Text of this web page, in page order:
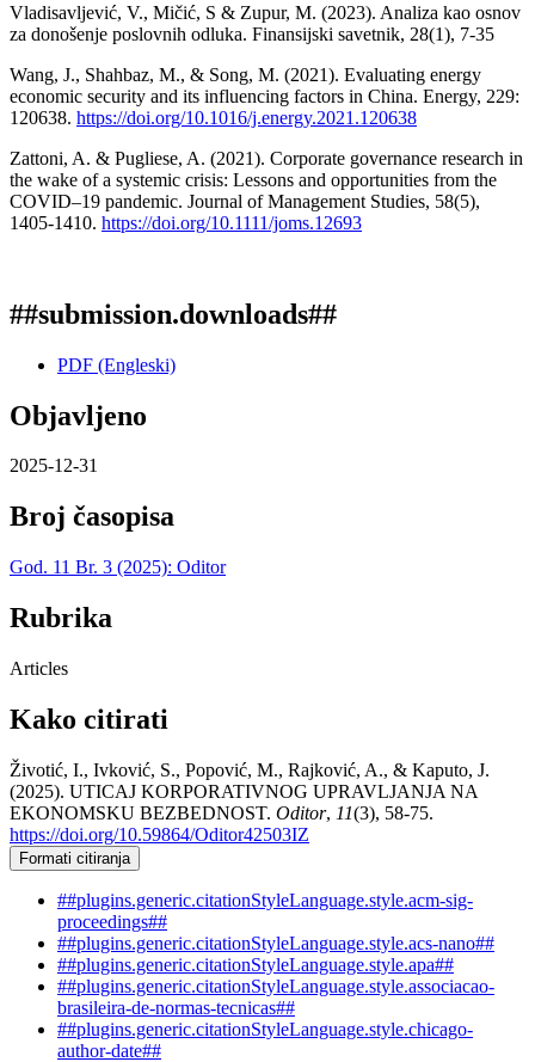
Vladisavljević, V., Mičić, S & Zupur, M. (2023). Analiza kao osnov
za donošenje poslovnih odluka. Finansijski savetnik, 28(1), 7-35
Wang, J., Shahbaz, M., & Song, M. (2021). Evaluating energy
economic security and its influencing factors in China. Energy, 229:
120638. https://doi.org/10.1016/j.energy.2021.120638
Zattoni, A. & Pugliese, A. (2021). Corporate governance research in
the wake of a systemic crisis: Lessons and opportunities from the
COVID–19 pandemic. Journal of Management Studies, 58(5),
1405-1410. https://doi.org/10.1111/joms.12693
##submission.downloads##
PDF (Engleski)
Objavljeno
2025-12-31
Broj časopisa
God. 11 Br. 3 (2025): Oditor
Rubrika
Articles
Kako citirati
Životić, I., Ivković, S., Popović, M., Rajković, A., & Kaputo, J.
(2025). UTICAJ KORPORATIVNOG UPRAVLJANJA NA
EKONOMSKU BEZBEDNOST. Oditor, 11(3), 58-75.
https://doi.org/10.59864/Oditor42503IZ
Formati citiranja
##plugins.generic.citationStyleLanguage.style.acm-sig-
proceedings##
##plugins.generic.citationStyleLanguage.style.acs-nano##
##plugins.generic.citationStyleLanguage.style.apa##
##plugins.generic.citationStyleLanguage.style.associacao-
brasileira-de-normas-tecnicas##
##plugins.generic.citationStyleLanguage.style.chicago-
author-date##